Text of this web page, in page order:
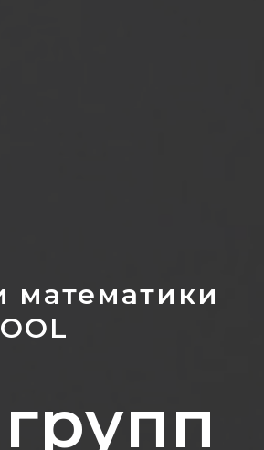
математики